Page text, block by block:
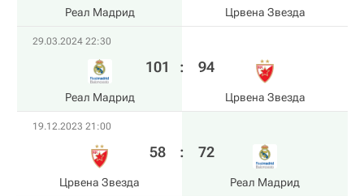
Реал Мадрид Црвена Звезда
29.03.2024 22:30
Реал Мадрид
101 : 94
Црвена Звезда
19.12.2023 21:00
Црвена Звезда
58 : 72
Реал Мадрид